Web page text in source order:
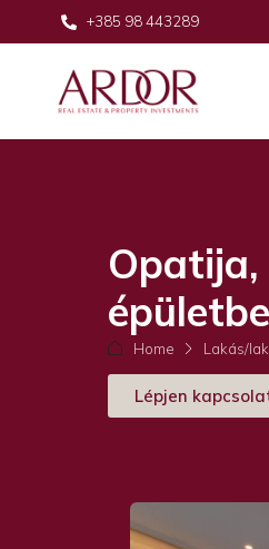
+385 98 443289
Home Lakás/
Lépjen